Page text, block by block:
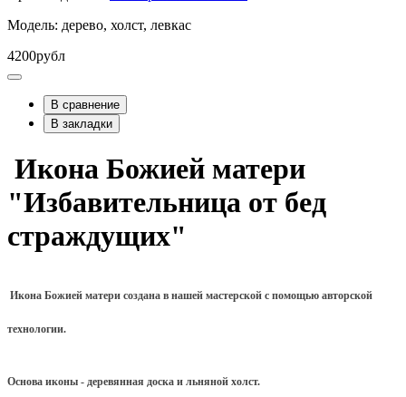
Модель: дерево, холст, левкас
4200рубл
В сравнение
В закладки
Икона Божией матери
"Избавительница от бед
страждущих"
Икона Божией матери создана в нашей мастерской с помощью авторской
технологии.
Основа иконы - деревянная доска и льняной холст.